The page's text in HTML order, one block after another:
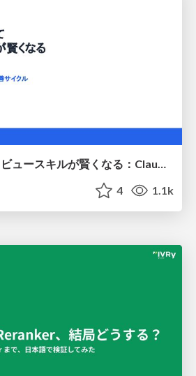
修正PRを食べてレビュースキルが賢くなる：Claude Codeによる自己改善サイクル
4 1.1k